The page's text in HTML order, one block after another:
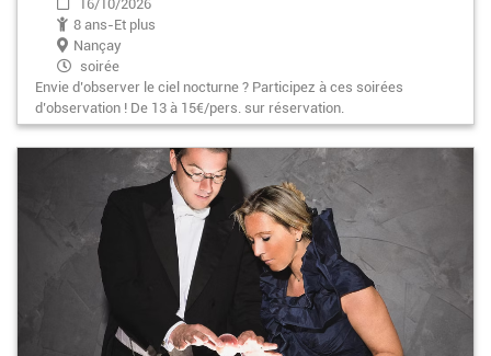
16/10/2026
8 ans-Et plus
Nançay
soirée
Envie d’observer le ciel nocturne ? Participez à ces soirées
d’observation ! De 13 à 15€/pers. sur réservation.